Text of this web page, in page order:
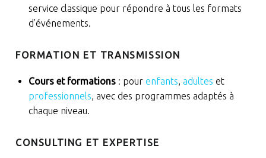
service classique pour répondre à tous les formats
d’événements.
FORMATION ET TRANSMISSION
Cours et formations: pour enfants, adultes et
professionnels, avec des programmes adaptés à
chaque niveau.
CONSULTING ET EXPERTISE